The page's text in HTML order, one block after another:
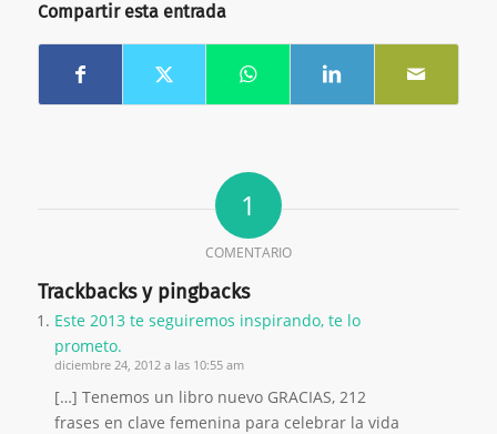
Compartir esta entrada
1
COMENTARIO
Trackbacks y pingbacks
Este 2013 te seguiremos inspirando, te lo
prometo.
diciembre 24, 2012 a las 10:55 am
[…] Tenemos un libro nuevo GRACIAS, 212
frases en clave femenina para celebrar la vida